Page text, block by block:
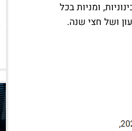
ומניות בכל
ושל חצי שנה.